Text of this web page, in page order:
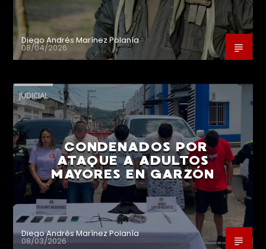
Diego Andrés Marínez Polanía
08/04/2026
JUDICIAL
CONDENADOS POR
ATAQUE A ADULTOS
MAYORES EN GARZÓN
Diego Andrés Marínez Polanía
08/03/2026